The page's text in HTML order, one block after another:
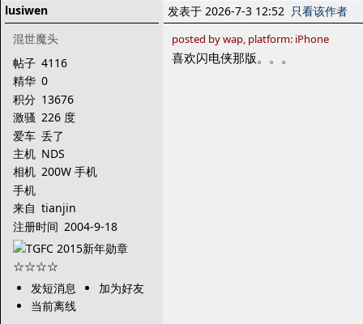
lusiwen
混世魔头
帖子 4116
精华 0
积分 13676
激骚 226 度
爱车 丢了
主机 NDS
相机 200W 手机
手机
来自 tianjin
注册时间 2004-9-18
发短消息
加为好友
当前离线
发表于 2026-7-3 12:52 只看该作者
posted by wap, platform: iPhone
喜欢闪电侠那版。。。